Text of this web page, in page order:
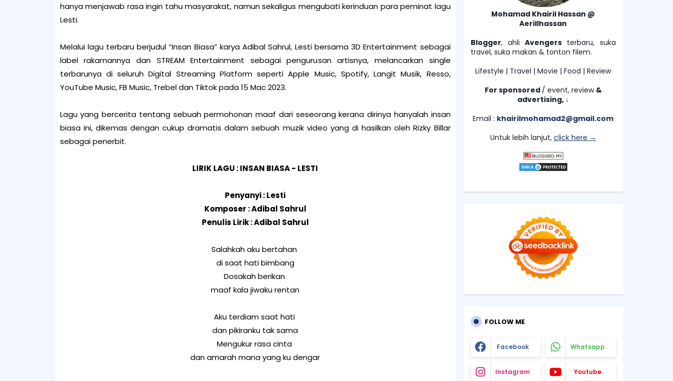
hanya menjawab rasa ingin tahu masyarakat, namun sekaligus mengubati kerinduan para peminat lagu
Lesti.
Melalui lagu terbaru berjudul “Insan Biasa” karya Adibal Sahrul, Lesti bersama 3D Entertainment sebagai
label rakamannya dan STREAM Entertainment sebagai pengurusan artisnya, melancarkan single
terbarunya di seluruh Digital Streaming Platform seperti Apple Music, Spotify, Langit Musik, Resso,
YouTube Music, FB Music, Trebel dan Tiktok pada 15 Mac 2023.
Lagu yang bercerita tentang sebuah permohonan maaf dari seseorang kerana dirinya hanyalah insan
biasa ini, dikemas dengan cukup dramatis dalam sebuah muzik video yang di hasilkan oleh Rizky Billar
sebagai penerbit.
LIRIK LAGU : INSAN BIASA - LESTI
Penyanyi : Lesti
Komposer : Adibal Sahrul
Penulis Lirik : Adibal Sahrul
Salahkah aku bertahan
di saat hati bimbang
Dosakah berikan
maaf kala jiwaku rentan
Aku terdiam saat hati
dan pikiranku tak sama
Mengukur rasa cinta
dan amarah mana yang ku dengar
Mohamad Khairil Hassan @
Aerillhassan
Blogger, ahli Avengers terbaru, suka
travel, suka makan & tonton filem.
Lifestyle | Travel | Movie | Food | Review
For sponsored / event, review &
advertising, ↓
Email : khairilmohamad2@gmail.com
Untuk lebih lanjut, click here →
FOLLOW ME
Facebook Whatsapp
Instagram Youtube